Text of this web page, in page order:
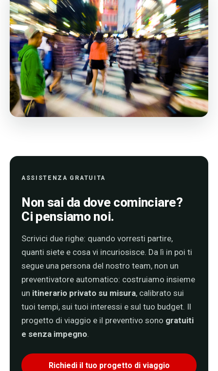
ASSISTENZA GRATUITA
Non sai da dove cominciare?
Ci pensiamo noi.
Scrivici due righe: quando vorresti partire,
quanti siete e cosa vi incuriosisce. Da lì in poi ti
segue una persona del nostro team, non un
preventivatore automatico: costruiamo insieme
un itinerario privato su misura, calibrato sui
tuoi tempi, sui tuoi interessi e sul tuo budget. Il
progetto di viaggio e il preventivo sono gratuiti
e senza impegno.
Richiedi il tuo progetto di viaggio